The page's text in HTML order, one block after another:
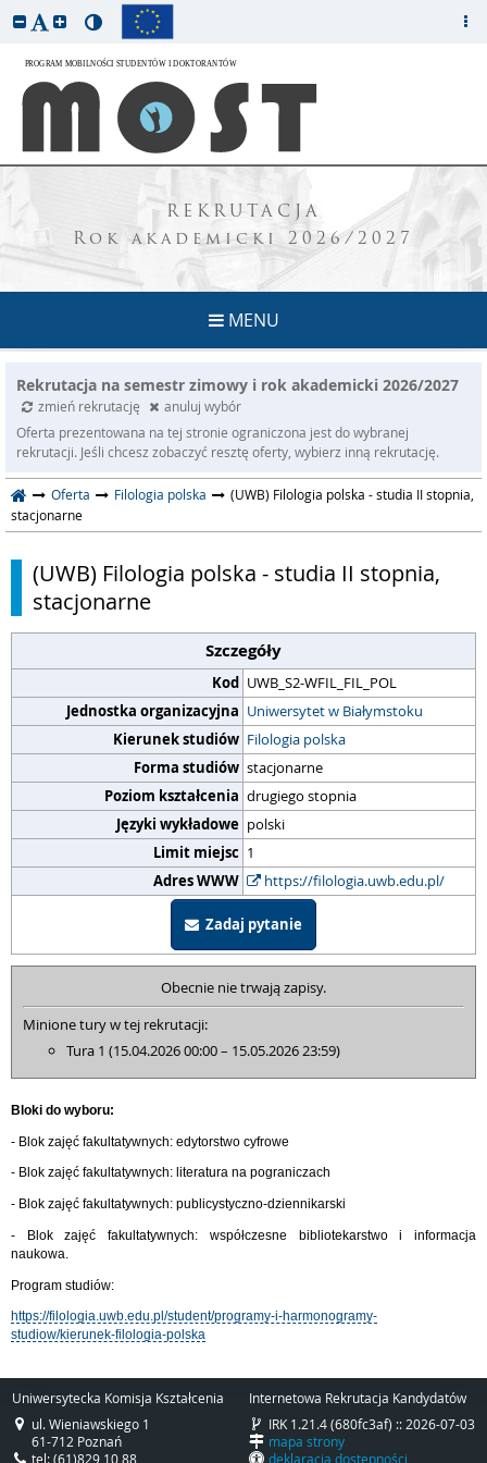
REKRUTACJA
Rok akademicki 2026/2027
MENU
Rekrutacja na semestr zimowy i rok akademicki 2026/2027
zmień rekrutację
anuluj wybór
Oferta prezentowana na tej stronie ograniczona jest do wybranej
rekrutacji. Jeśli chcesz zobaczyć resztę oferty, wybierz inną rekrutację.
Oferta Filologia polska
(UWB) Filologia polska - studia II stopnia,
stacjonarne
(UWB) Filologia polska - studia II stopnia,
stacjonarne
Szczegóły
Kod UWB_S2-WFIL_FIL_POL
Jednostka organizacyjna Uniwersytet w Białymstoku
Kierunek studiów Filologia polska
Forma studiów stacjonarne
Poziom kształcenia drugiego stopnia
Języki wykładowe polski
Limit miejsc 1
Adres WWW
https://filologia.uwb.edu.pl/
Zadaj pytanie
Obecnie nie trwają zapisy.
Minione tury w tej rekrutacji:
Tura 1 (15.04.2026 00:00 – 15.05.2026 23:59)
Bloki do wyboru:
- Blok zajęć fakultatywnych: edytorstwo cyfrowe
- Blok zajęć fakultatywnych: literatura na pograniczach
- Blok zajęć fakultatywnych: publicystyczno-dziennikarski
- Blok zajęć fakultatywnych: współczesne bibliotekarstwo i informacja
naukowa.
Program studiów:
https://filologia.uwb.edu.pl/student/programy-i-harmonogramy-
studiow/kierunek-filologia-polska
Uniwersytecka Komisja Kształcenia
ul. Wieniawskiego 1
61-712 Poznań
tel: (61)829 10 88
Internetowa Rekrutacja Kandydatów
IRK 1.21.4 (680fc3af) :: 2026-07-03
mapa strony
deklaracja dostępności